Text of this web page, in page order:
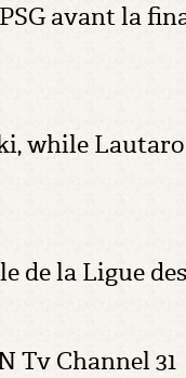
avant la
while
la Ligue
Channel 31．